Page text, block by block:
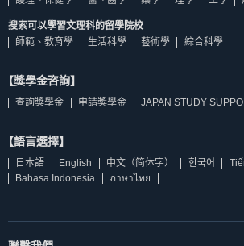
搜索可以學習文理科的留學院校
師範、教育學
生活科學 藝術學 綜合科學
【獎學金咨詢】
查詢獎學金 申請獎學金 JAPAN STUDY
【語言選擇】
日本語 English 中文（简体字） 한국어
Bahasa Indonesia
ภาษาไทย